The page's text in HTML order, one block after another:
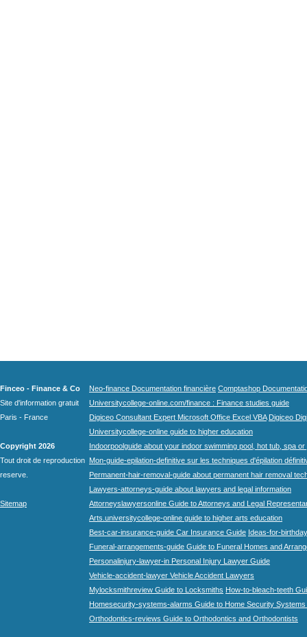
Finceo - Finance & Co
Site d'information gratuit
Paris - France
Copyright 2026
Tout droit de reproduction
reserve.
Sitemap
Neo-finance Documentation financière Comptashop
Universitycollege-online.com/finance : Finance studies guide
Digiceo Consultant Expert Microsoft Office Excel VBA Digiceo
Universitycollege-online guide to higher education
Indoorpoolguide about your indoor swimming pool, hot tub, spa
Mon-guide-epilation-definitive sur les techniques d'épilation
Permanent-hair-removal-guide about permanent hair removal
Lawyers-attorneys-guide about lawyers and legal information
Attorneyslawyersonline Guide to Attorneys and Legal
Arts.universitycollege-online guide to higher arts education
Best-car-insurance-guide Car Insurance Guide Ideas-for-
Funeral-arrangements-guide Guide to Funeral Homes and
Personalinjury-lawyer-in Personal Injury Lawyer Guide
Vehicle-accident-lawyer Vehicle Accident Lawyers
Mylocksmithreview Guide to Locksmiths How-to-bleach-teeth
Homesecurity-systems-alarms Guide to Home Security Systems
Orthodontics-reviews Guide to Orthodontics and Orthodontists